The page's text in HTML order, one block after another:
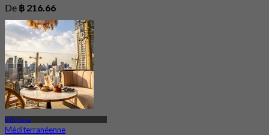
De ฿ 216.66
BTS Nana
Méditerranéenne